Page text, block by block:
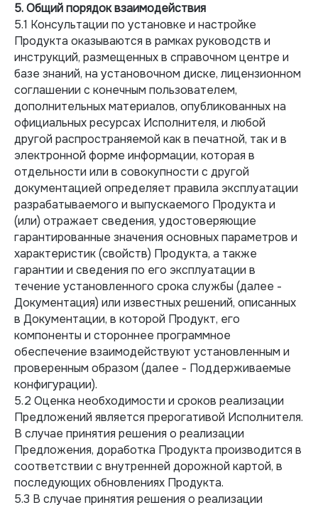
5. Общий порядок взаимодействия
5.1 Консультации по установке и настройке
Продукта оказываются в рамках руководств и
инструкций, размещенных в справочном центре и
базе знаний, на установочном диске, лицензионном
соглашении с конечным пользователем,
дополнительных материалов, опубликованных на
официальных ресурсах Исполнителя, и любой
другой распространяемой как в печатной, так и в
электронной форме информации, которая в
отдельности или в совокупности с другой
документацией определяет правила эксплуатации
разрабатываемого и выпускаемого Продукта и
(или) отражает сведения, удостоверяющие
гарантированные значения основных параметров и
характеристик (свойств) Продукта, а также
гарантии и сведения по его эксплуатации в
течение установленного срока службы (далее -
Документация) или известных решений, описанных
в Документации, в которой Продукт, его
компоненты и стороннее программное
обеспечение взаимодействуют установленным и
проверенным образом (далее - Поддерживаемые
конфигурации).
5.2 Оценка необходимости и сроков реализации
Предложений является прерогативой Исполнителя.
В случае принятия решения о реализации
Предложения, доработка Продукта производится в
соответствии с внутренней дорожной картой, в
последующих обновлениях Продукта.
5.3 В случае принятия решения о реализации